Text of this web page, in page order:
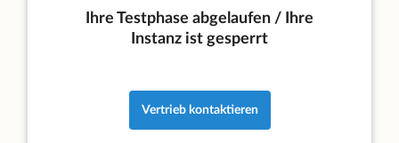
Ihre Testphase abgelaufen / Ihre
Instanz ist gesperrt
Vertrieb kontaktieren